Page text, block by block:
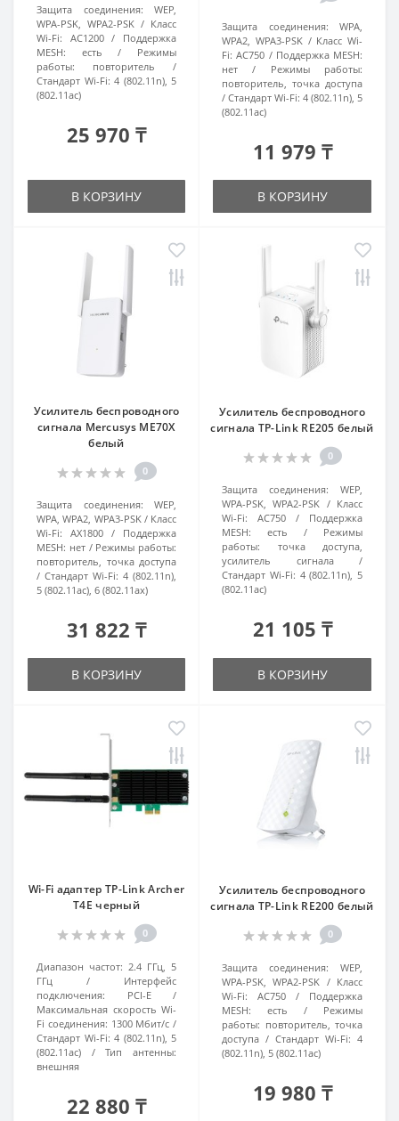
Защита соединения:
WEP,
WPA-PSK, WPA2-PSK
Класс
Wi-Fi:
AC1200
Поддержка
MESH:
есть
Режимы
работы:
повторитель
Стандарт Wi-Fi: 4 (802.11n), 5
(802.11ac)
25 970 ₸
В КОРЗИНУ
Защита соединения:
WPA,
WPA2, WPA3-PSK
Класс Wi-
Fi: AC750
Поддержка MESH:
нет
Режимы работы:
повторитель, точка доступа
Стандарт Wi-Fi: 4 (802.11n), 5
(802.11ac)
11 979 ₸
В КОРЗИНУ
Усилитель беспроводного
сигнала Mercusys ME70X
белый
0
Защита соединения:
WEP,
WPA, WPA2, WPA3-PSK
Класс
Wi-Fi:
AX1800
Поддержка
MESH: нет
Режимы работы:
повторитель, точка доступа
Стандарт Wi-Fi: 4 (802.11n),
5 (802.11ac), 6 (802.11ax)
31 822 ₸
В КОРЗИНУ
Усилитель беспроводного
сигнала TP-Link RE205 белый
0
Защита соединения:
WEP,
WPA-PSK, WPA2-PSK
Класс
Wi-Fi:
AC750
Поддержка
MESH:
есть
Режимы
работы:
точка доступа,
усилитель сигнала
Стандарт Wi-Fi: 4 (802.11n), 5
(802.11ac)
21 105 ₸
В КОРЗИНУ
Wi-Fi адаптер TP-Link Archer
T4E черный
0
Диапазон частот: 2.4 ГГц, 5
ГГц
Интерфейс
подключения:
PCI-E
Максимальная скорость Wi-
Fi соединения: 1300 Мбит/с
Стандарт Wi-Fi: 4 (802.11n), 5
(802.11ac)
Тип антенны:
внешняя
22 880 ₸
Усилитель беспроводного
сигнала TP-Link RE200 белый
0
Защита соединения:
WEP,
WPA-PSK, WPA2-PSK
Класс
Wi-Fi:
AC750
Поддержка
MESH:
есть
Режимы
работы: повторитель, точка
доступа
Стандарт Wi-Fi: 4
(802.11n), 5 (802.11ac)
19 980 ₸